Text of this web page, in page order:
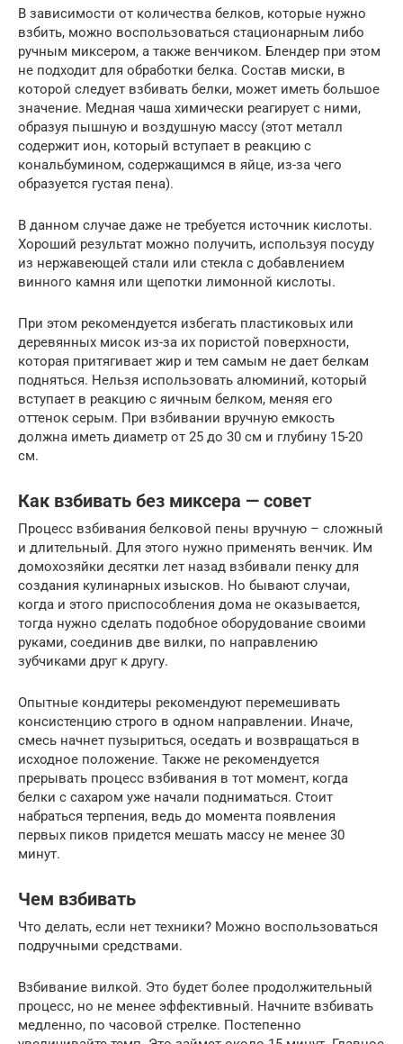
В зависимости от количества белков, которые нужно
взбить, можно воспользоваться стационарным либо
ручным миксером, а также венчиком. Блендер при этом
не подходит для обработки белка. Состав миски, в
которой следует взбивать белки, может иметь большое
значение. Медная чаша химически реагирует с ними,
образуя пышную и воздушную массу (этот металл
содержит ион, который вступает в реакцию с
кональбумином, содержащимся в яйце, из-за чего
образуется густая пена).
В данном случае даже не требуется источник кислоты.
Хороший результат можно получить, используя посуду
из нержавеющей стали или стекла с добавлением
винного камня или щепотки лимонной кислоты.
При этом рекомендуется избегать пластиковых или
деревянных мисок из-за их пористой поверхности,
которая притягивает жир и тем самым не дает белкам
подняться. Нельзя использовать алюминий, который
вступает в реакцию с яичным белком, меняя его
оттенок серым. При взбивании вручную емкость
должна иметь диаметр от 25 до 30 см и глубину 15-20
см.
Как взбивать без миксера — совет
Процесс взбивания белковой пены вручную – сложный
и длительный. Для этого нужно применять венчик. Им
домохозяйки десятки лет назад взбивали пенку для
создания кулинарных изысков. Но бывают случаи,
когда и этого приспособления дома не оказывается,
тогда нужно сделать подобное оборудование своими
руками, соединив две вилки, по направлению
зубчиками друг к другу.
Опытные кондитеры рекомендуют перемешивать
консистенцию строго в одном направлении. Иначе,
смесь начнет пузыриться, оседать и возвращаться в
исходное положение. Также не рекомендуется
прерывать процесс взбивания в тот момент, когда
белки с сахаром уже начали подниматься. Стоит
набраться терпения, ведь до момента появления
первых пиков придется мешать массу не менее 30
минут.
Чем взбивать
Что делать, если нет техники? Можно воспользоваться
подручными средствами.
Взбивание вилкой. Это будет более продолжительный
процесс, но не менее эффективный. Начните взбивать
медленно, по часовой стрелке. Постепенно